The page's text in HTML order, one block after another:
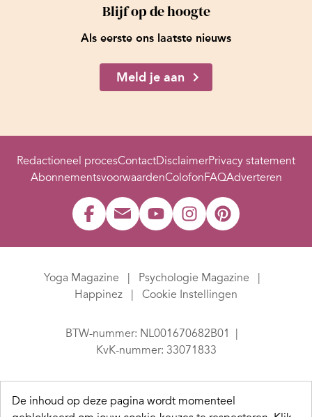
Blijf op de hoogte
Als eerste ons laatste nieuws
Meld je aan
Redactioneel procesContactDisclaimerPrivacy statement
AbonnementsvoorwaardenColofonFAQAdverteren
Yoga Magazine
Psychologie Magazine
Happinez
Cookie Instellingen
BTW-nummer: NL001670682B01
KvK-nummer: 33071833
De inhoud op deze pagina wordt momenteel